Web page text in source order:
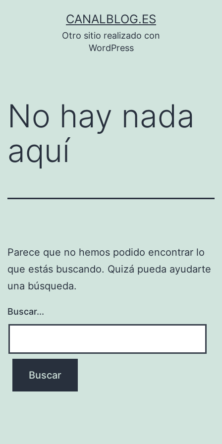
CANALBLOG.ES
Otro sitio realizado con
WordPress
No hay nada
aquí
Parece que no hemos podido encontrar lo
que estás buscando. Quizá pueda ayudarte
una búsqueda.
Buscar...